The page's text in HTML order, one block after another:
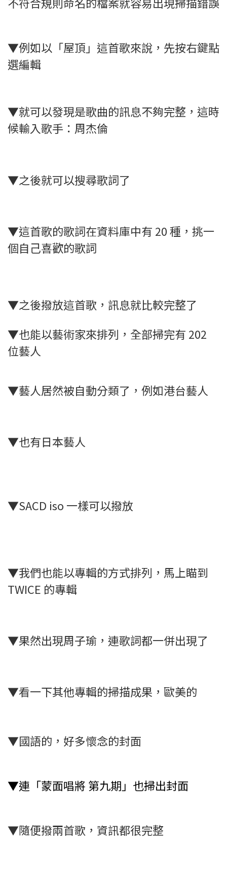
▼例如以「屋頂」這首歌來說，先按右鍵點
選編輯
▼就可以發現是歌曲的訊息不夠完整，這時
候輸入歌手：周杰倫
▼之後就可以搜尋歌詞了
▼這首歌的歌詞在資料庫中有 20 種，挑一
個自己喜歡的歌詞
▼之後撥放這首歌，訊息就比較完整了
▼也能以藝術家來排列，全部掃完有 202
位藝人
▼藝人居然被自動分類了，例如港台藝人
▼也有日本藝人
▼SACD iso 一樣可以撥放
▼我們也能以專輯的方式排列，馬上瞄到
TWICE 的專輯
▼果然出現周子瑜，連歌詞都一併出現了
▼看一下其他專輯的掃描成果，歐美的
▼國語的，好多懷念的封面
▼連「蒙面唱將 第九期」也掃出封面
▼隨便撥兩首歌，資訊都很完整